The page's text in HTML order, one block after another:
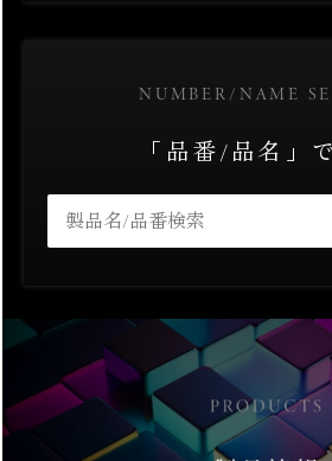
NUMBER/NAME
「品番/品名」